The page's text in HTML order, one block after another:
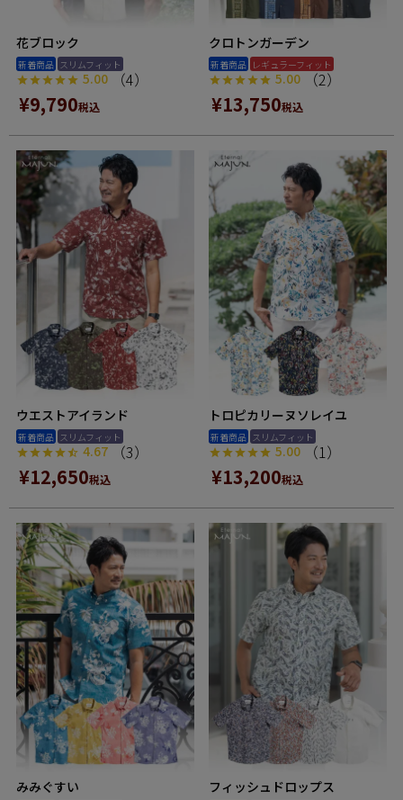
花ブロック
新着商品 スリムフィット
5.00 （4）
¥9,790税込
クロトンガーデン
新着商品 レギュラーフィット
5.00 （2）
¥13,750税込
ウエストアイランド
新着商品 スリムフィット
4.67 （3）
¥12,650税込
トロピカリーヌソレイユ
新着商品 スリムフィット
5.00 （1）
¥13,200税込
みみぐすい フィッシュドロップス